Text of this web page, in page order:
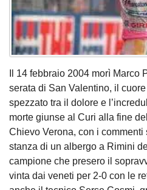
Il 14 febbraio 2004 morì Marco
serata di San Valentino, il
spezzato tra il dolore e
morte giunse al Curi alla fine
Chievo Verona, con i commenti
stanza di un albergo a Rimini
campione che presero il
vinta dai veneti per 2-0 con le